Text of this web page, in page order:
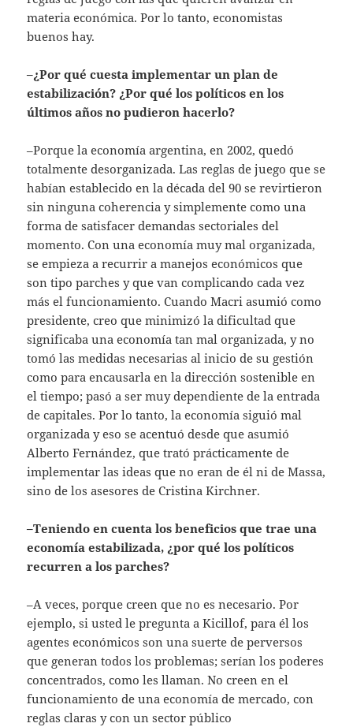
materia económica. Por lo tanto, economistas
buenos hay.
–¿Por qué cuesta implementar un plan de
estabilización? ¿Por qué los políticos en los
últimos años no pudieron hacerlo?
–Porque la economía argentina, en 2002, quedó
totalmente desorganizada. Las reglas de juego que se
habían establecido en la década del 90 se revirtieron
sin ninguna coherencia y simplemente como una
forma de satisfacer demandas sectoriales del
momento. Con una economía muy mal organizada,
se empieza a recurrir a manejos económicos que
son tipo parches y que van complicando cada vez
más el funcionamiento. Cuando Macri asumió como
presidente, creo que minimizó la dificultad que
significaba una economía tan mal organizada, y no
tomó las medidas necesarias al inicio de su gestión
como para encausarla en la dirección sostenible en
el tiempo; pasó a ser muy dependiente de la entrada
de capitales. Por lo tanto, la economía siguió mal
organizada y eso se acentuó desde que asumió
Alberto Fernández, que trató prácticamente de
implementar las ideas que no eran de él ni de Massa,
sino de los asesores de Cristina Kirchner.
–Teniendo en cuenta los beneficios que trae una
economía estabilizada, ¿por qué los políticos
recurren a los parches?
–A veces, porque creen que no es necesario. Por
ejemplo, si usted le pregunta a Kicillof, para él los
agentes económicos son una suerte de perversos
que generan todos los problemas; serían los poderes
concentrados, como les llaman. No creen en el
funcionamiento de una economía de mercado, con
reglas claras y con un sector público